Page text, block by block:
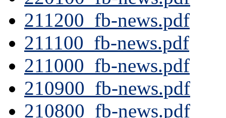
211200_fb-news.pdf
211100_fb-news.pdf
211000_fb-news.pdf
210900_fb-news.pdf
210800_fb-news.pdf